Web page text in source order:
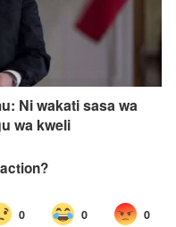
Ni wakati sasa wa
wa kweli